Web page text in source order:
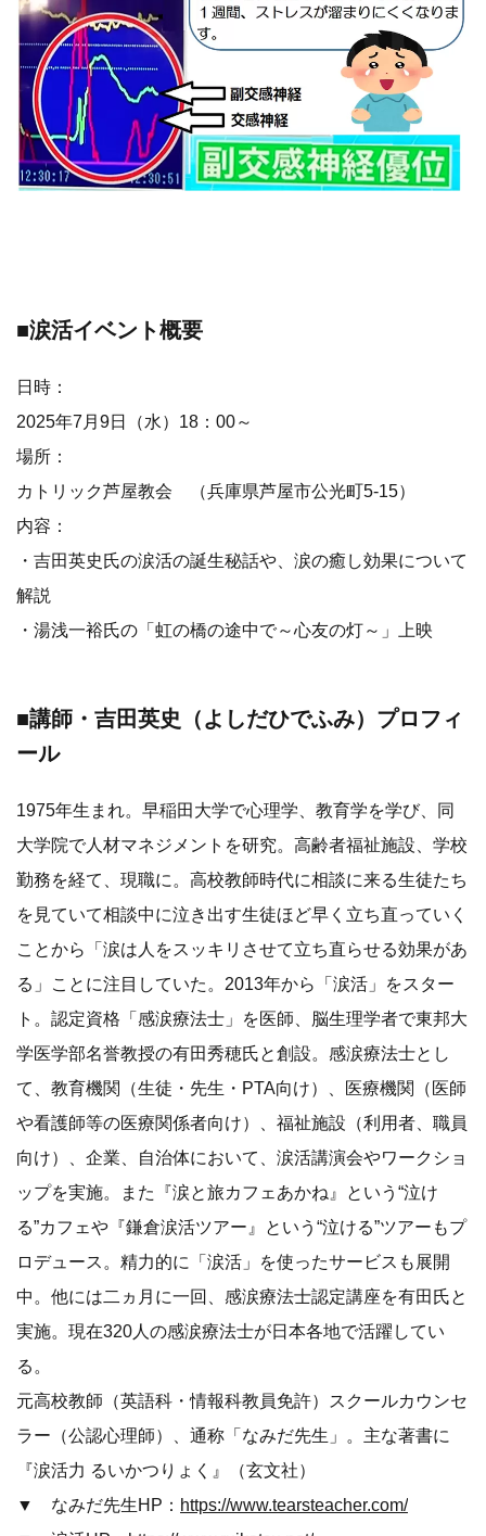
■涙活イベント概要
日時：
2025年7月9日（水）18：00～
場所：
カトリック芦屋教会 （兵庫県芦屋市公光町5-15）
内容：
・吉田英史氏の涙活の誕生秘話や、涙の癒し効果について
解説
・湯浅一裕氏の「虹の橋の途中で～心友の灯～」上映
■講師・吉田英史（よしだひでふみ）プロフィ
ール
1975年生まれ。早稲田大学で心理学、教育学を学び、同
大学院で人材マネジメントを研究。高齢者福祉施設、学校
勤務を経て、現職に。高校教師時代に相談に来る生徒たち
を見ていて相談中に泣き出す生徒ほど早く立ち直っていく
ことから「涙は人をスッキリさせて立ち直らせる効果があ
る」ことに注目していた。2013年から「涙活」をスター
ト。認定資格「感涙療法士」を医師、脳生理学者で東邦大
学医学部名誉教授の有田秀穂氏と創設。感涙療法士とし
て、教育機関（生徒・先生・PTA向け）、医療機関（医師
や看護師等の医療関係者向け）、福祉施設（利用者、職員
向け）、企業、自治体において、涙活講演会やワークショ
ップを実施。また『涙と旅カフェあかね』という“泣け
る”カフェや『鎌倉涙活ツアー』という“泣ける”ツアーもプ
ロデュース。精力的に「涙活」を使ったサービスも展開
中。他には二ヵ月に一回、感涙療法士認定講座を有田氏と
実施。現在320人の感涙療法士が日本各地で活躍してい
る。
元高校教師（英語科・情報科教員免許）スクールカウンセ
ラー（公認心理師）、通称「なみだ先生」。主な著書に
『涙活力 るいかつりょく』（玄文社）
▼ なみだ先生HP： https://www.tearsteacher.com/